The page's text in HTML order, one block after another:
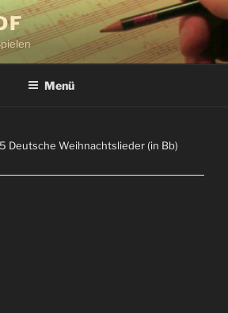
Menü
Deutsche Weihnachtslieder (in Bb)